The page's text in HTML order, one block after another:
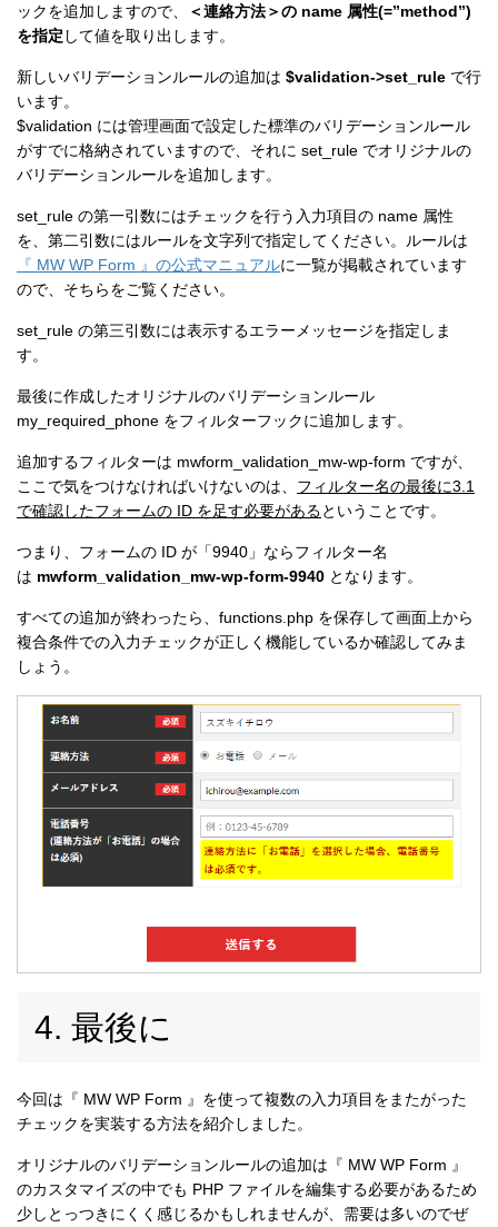
ックを追加しますので、
＜連絡方法＞の name 属性(=”method”)
を指定 して値を取り出します。
新しいバリデーションルールの追加は $validation->set_rule で行
います。
$validation には管理画面で設定した標準のバリデーションルール
がすでに格納されていますので、それに set_rule でオリジナルの
バリデーションルールを追加します。
set_rule の第一引数にはチェックを行う入力項目の name 属性
を、第二引数にはルールを文字列で指定してください。ルールは
『 MW WP Form 』の公式マニュアルに一覧が掲載されています
ので、そちらをご覧ください。
set_rule の第三引数には表示するエラーメッセージを指定しま
す。
最後に作成したオリジナルのバリデーションルール
my_required_phone をフィルターフックに追加します。
追加するフィルターは mwform_validation_mw-wp-form ですが、
ここで気をつけなければいけないのは、 フィルター名の最後に3.1
で確認したフォームの ID を足す必要があるということです。
つまり、フォームの ID が「9940」ならフィルター名
は mwform_validation_mw-wp-form-9940 となります。
すべての追加が終わったら、functions.php を保存して画面上から
複合条件での入力チェックが正しく機能しているか確認してみま
しょう。
4. 最後に
今回は『 MW WP Form 』を使って複数の入力項目をまたがった
チェックを実装する方法を紹介しました。
オリジナルのバリデーションルールの追加は『 MW WP Form 』
のカスタマイズの中でも PHP ファイルを編集する必要があるため
少しとっつきにくく感じるかもしれませんが、需要は多いのでぜ